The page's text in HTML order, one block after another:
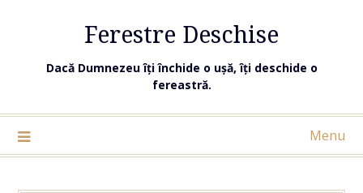
Ferestre Deschise
Dacă Dumnezeu îți închide o ușă, îți deschide o
fereastră.
Menu